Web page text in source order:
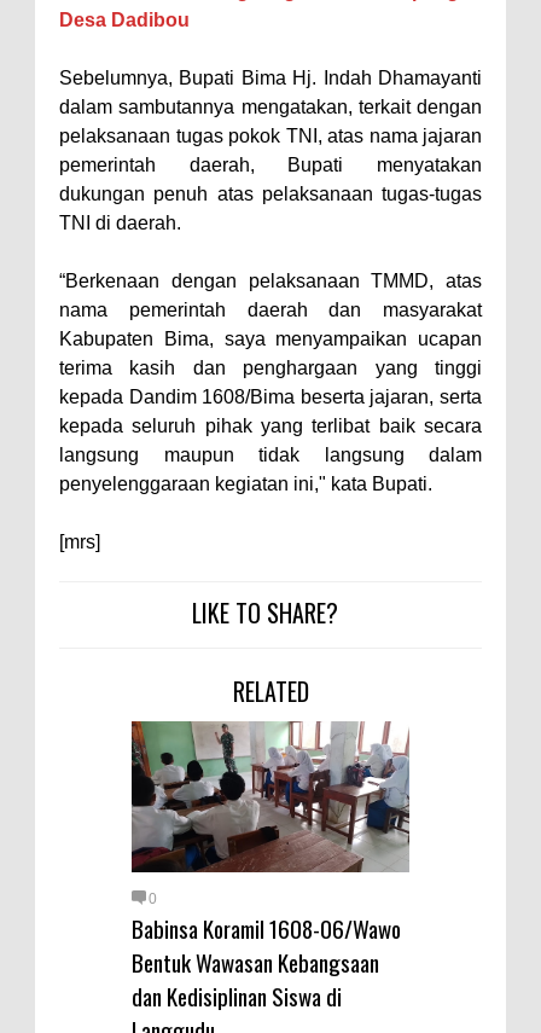
Diamankan Bersama 23 Poket
Sabu Siap Edar
SIGAPUAN dan Ikhtiar Kota Bima
Menjemput Korban Kekerasan
Desa Dadibou
Sebelumnya, Bupati Bima Hj. Indah Dhamayanti
dalam sambutannya mengatakan, terkait dengan
pelaksanaan tugas pokok TNI, atas nama jajaran
pemerintah daerah, Bupati menyatakan
dukungan penuh atas pelaksanaan tugas-tugas
TNI di daerah.
“Berkenaan dengan pelaksanaan TMMD, atas
nama pemerintah daerah dan masyarakat
Kabupaten Bima, saya menyampaikan ucapan
terima kasih dan penghargaan yang tinggi
kepada Dandim 1608/Bima beserta jajaran, serta
kepada seluruh pihak yang terlibat baik secara
langsung maupun tidak langsung dalam
penyelenggaraan kegiatan ini," kata Bupati.
[mrs]
LIKE TO SHARE?
RELATED
0
Babinsa Koramil 1608-06/Wawo
Bentuk Wawasan Kebangsaan
dan Kedisiplinan Siswa di